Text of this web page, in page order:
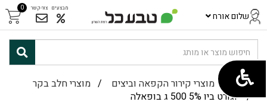
שלום אורח
0 צור-קשר מבצעים
ראשי/ מוצרי קירור הקפאה וביצים / מוצרי חלב בקר
/ יוגורט ביו 5% 500 ג בופאלה